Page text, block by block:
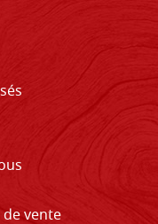
vente